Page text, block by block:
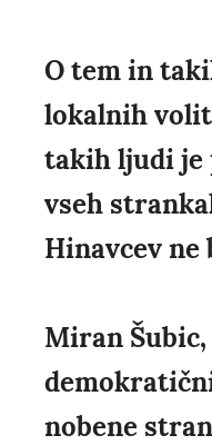
O tem in
lokalnih
takih ljudi je
vseh
Hinavcev
Miran
nobene